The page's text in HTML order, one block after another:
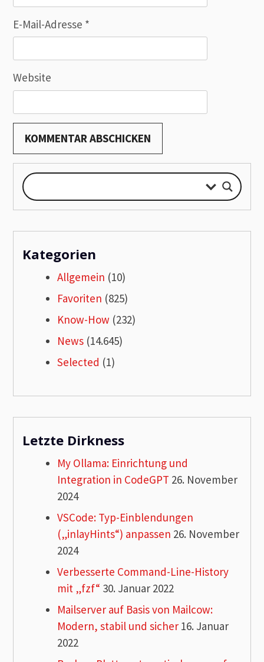
E-Mail-Adresse *
Website
Kategorien
Allgemein (10)
Favoriten (825)
Know-How (232)
News (14.645)
Selected (1)
Letzte Dirkness
My Ollama: Einrichtung und
Integration in CodeGPT 26. November
2024
VSCode: Typ-Einblendungen
(„inlayHints“) anpassen 26. November
2024
Verbesserte Command-Line-History
mit „fzf“ 30. Januar 2022
Mailserver auf Basis von Mailcow:
Modern, stabil und sicher 16. Januar
2022